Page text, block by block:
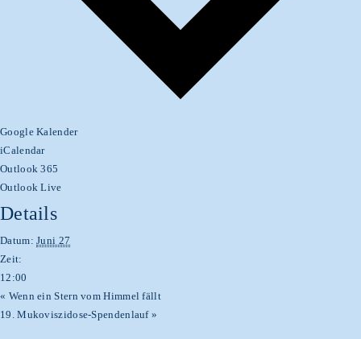
Google Kalender
iCalendar
Outlook 365
Outlook Live
Details
Datum: Juni 27
Zeit:
12:00
« Wenn ein Stern vom Himmel fällt
19. Mukoviszidose-Spendenlauf»